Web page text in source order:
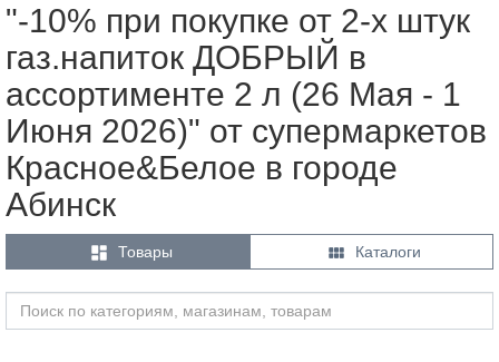
"-10% при покупке от 2-х штук
газ.напиток ДОБРЫЙ в
ассортименте 2 л (26 Мая - 1
Июня 2026)" от супермаркетов
Красное&Белое в городе
Абинск
 Товары  Каталоги